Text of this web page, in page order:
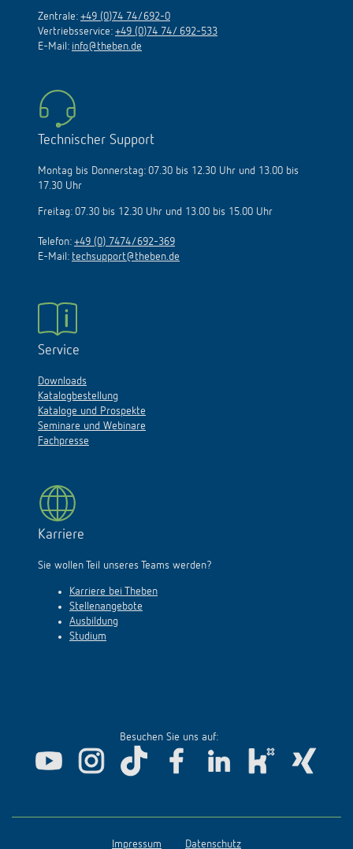
Zentrale: +49 (0)74 74/692-0
Vertriebsservice: +49 (0)74 74/ 692-533
E-Mail: info@theben.de
Technischer Support
Montag bis Donnerstag: 07.30 bis 12.30 Uhr und 13.00 bis
17.30 Uhr
Freitag: 07.30 bis 12.30 Uhr und 13.00 bis 15.00 Uhr
Telefon: +49 (0) 7474/692-369
E-Mail: techsupport@theben.de
Service
Downloads
Katalogbestellung
Kataloge und Prospekte
Seminare und Webinare
Fachpresse
Karriere
Sie wollen Teil unseres Teams werden?
Karriere bei Theben
Stellenangebote
Ausbildung
Studium
Besuchen Sie uns auf:
Impressum Datenschutz